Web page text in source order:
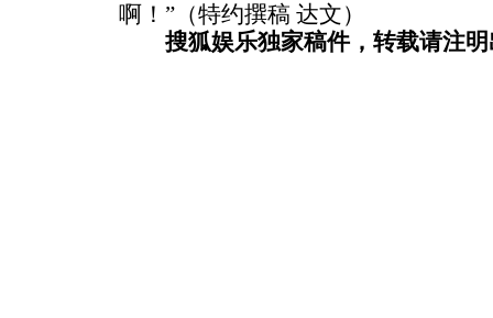
啊！”（特约撰稿 达文）
搜狐娱乐独家稿件，转载请注